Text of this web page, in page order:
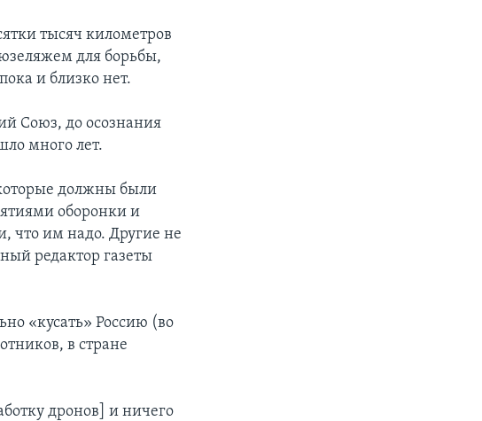
тысяч километров
для борьбы,
и близко нет.
Союз, до осознания
много лет.
должны были
оборонки и
что им надо. Другие не
редактор газеты
«кусать» Россию (во
в стране
дронов] и ничего